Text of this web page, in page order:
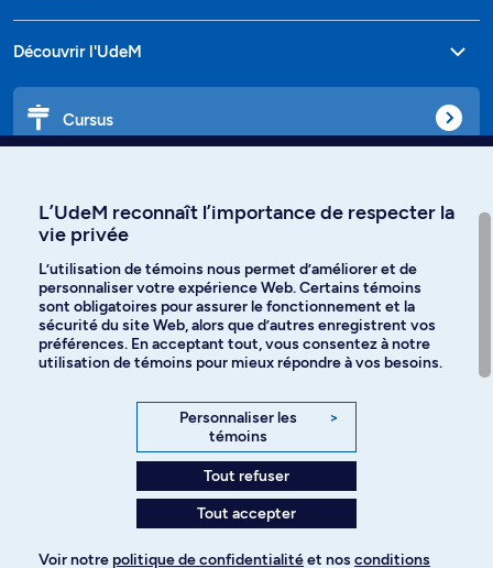
Découvrir l'UdeM
Cursus
Langues
Facebook Instagram
YouTube
Politique de confidentialité
L’UdeM reconnaît l’importance de respecter la
vie privée
L’utilisation de témoins nous permet d’améliorer et de
personnaliser votre expérience Web. Certains témoins
sont obligatoires pour assurer le fonctionnement et la
sécurité du site Web, alors que d’autres enregistrent vos
préférences. En acceptant tout, vous consentez à notre
utilisation de témoins pour mieux répondre à vos besoins.
Personnaliser les
témoins
>
Tout refuser
Tout accepter
Voir notre politique de confidentialitéet nos conditions